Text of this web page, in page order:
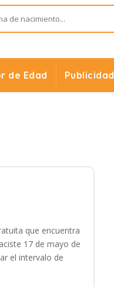
de Edad Publicidad
que encuentra
17 de mayo de
el intervalo de